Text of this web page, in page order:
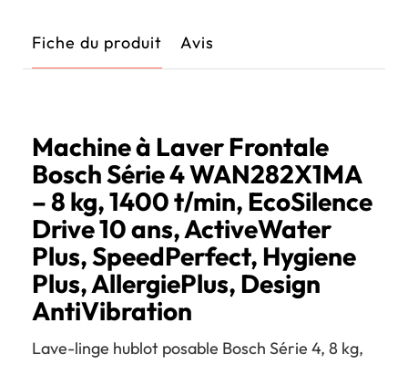
Fiche du produit Avis
Machine à Laver Frontale
Bosch Série 4 WAN282X1MA
– 8 kg, 1400 t/min, EcoSilence
Drive 10 ans, ActiveWater
Plus, SpeedPerfect, Hygiene
Plus, AllergiePlus, Design
AntiVibration
Lave-linge hublot posable Bosch Série 4, 8 kg,